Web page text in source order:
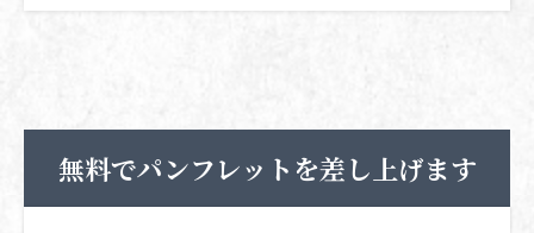
無料でパンフレットを差し上げます